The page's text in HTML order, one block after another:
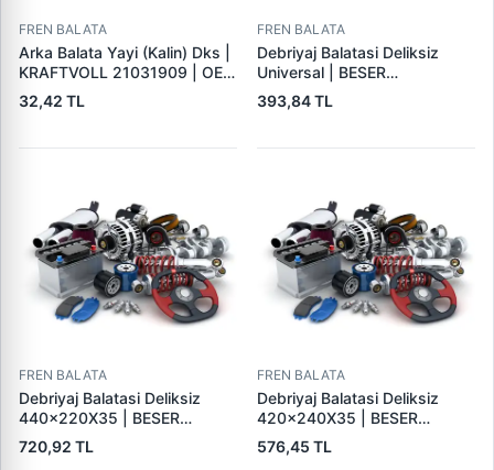
FREN BALATA
Arka Balata Yayi (Kalin) Dks |
KRAFTVOLL 21031909 | OEM
4325184
32,42 TL
FREN BALATA
Debriyaj Balatasi Deliksiz
Universal | BESER
325X200X4
393,84 TL
FREN BALATA
Debriyaj Balatasi Deliksiz
440×220X35 | BESER
440X220X35
720,92 TL
FREN BALATA
Debriyaj Balatasi Deliksiz
420×240X35 | BESER
420X240X35
576,45 TL